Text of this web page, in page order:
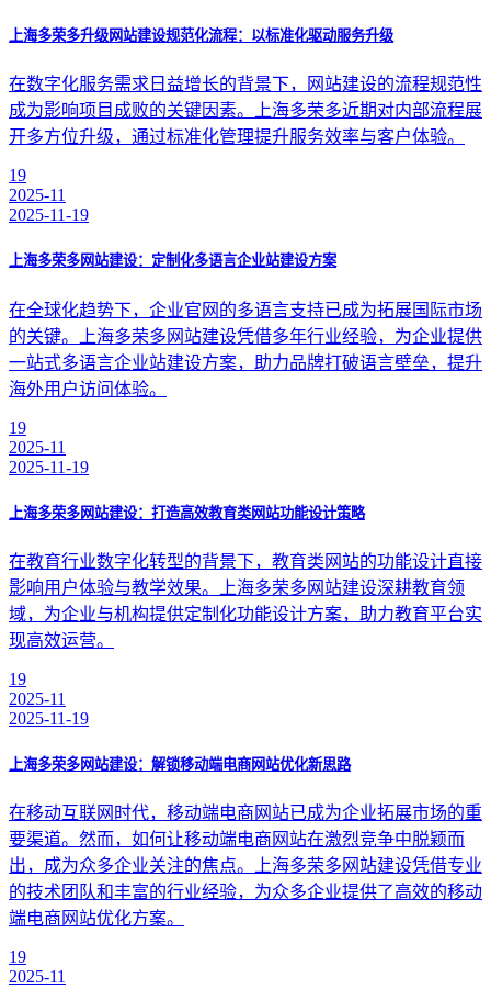
上海多荣多升级网站建设规范化流程：以标准化驱动服务升级
在数字化服务需求日益增长的背景下，网站建设的流程规范性
成为影响项目成败的关键因素。上海多荣多近期对内部流程展
开多方位升级，通过标准化管理提升服务效率与客户体验。
19
2025-11
2025-11-19
上海多荣多网站建设：定制化多语言企业站建设方案
在全球化趋势下，企业官网的多语言支持已成为拓展国际市场
的关键。上海多荣多网站建设凭借多年行业经验，为企业提供
一站式多语言企业站建设方案，助力品牌打破语言壁垒，提升
海外用户访问体验。
19
2025-11
2025-11-19
上海多荣多网站建设：打造高效教育类网站功能设计策略
在教育行业数字化转型的背景下，教育类网站的功能设计直接
影响用户体验与教学效果。上海多荣多网站建设深耕教育领
域，为企业与机构提供定制化功能设计方案，助力教育平台实
现高效运营。
19
2025-11
2025-11-19
上海多荣多网站建设：解锁移动端电商网站优化新思路
在移动互联网时代，移动端电商网站已成为企业拓展市场的重
要渠道。然而，如何让移动端电商网站在激烈竞争中脱颖而
出，成为众多企业关注的焦点。上海多荣多网站建设凭借专业
的技术团队和丰富的行业经验，为众多企业提供了高效的移动
端电商网站优化方案。
19
2025-11